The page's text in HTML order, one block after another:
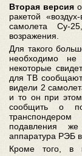
Вторая версия
ракетой
самолета Су-
возражения.
Для такого
необходимо
некоторые
для ТВ
видели 2
и то он при
сообщить о
подавления
аппаратура РЭБ
Кроме того, в